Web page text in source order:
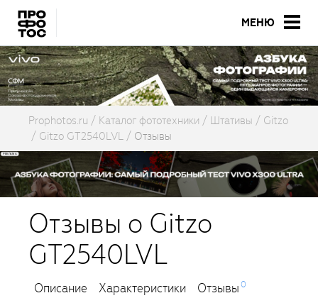
МЕНЮ
Prophotos.ru Каталог фототехники Штативы
Gitzo
Gitzo GT2540LVL
Отзывы
Отзывы о Gitzo
GT2540LVL
Описание Характеристики Отзывы0